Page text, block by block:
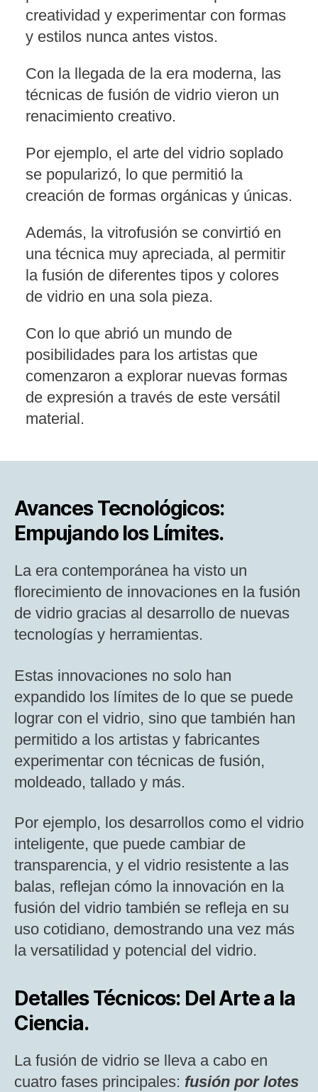
creatividad y experimentar con formas
y estilos nunca antes vistos.
Con la llegada de la era moderna, las
técnicas de fusión de vidrio vieron un
renacimiento creativo.
Por ejemplo, el arte del vidrio soplado
se popularizó, lo que permitió la
creación de formas orgánicas y únicas.
Además, la vitrofusión se convirtió en
una técnica muy apreciada, al permitir
la fusión de diferentes tipos y colores
de vidrio en una sola pieza.
Con lo que abrió un mundo de
posibilidades para los artistas que
comenzaron a explorar nuevas formas
de expresión a través de este versátil
material​​.
Avances Tecnológicos:
Empujando los Límites.
La era contemporánea ha visto un
florecimiento de innovaciones en la fusión
de vidrio gracias al desarrollo de nuevas
tecnologías y herramientas.
Estas innovaciones no solo han
expandido los límites de lo que se puede
lograr con el vidrio, sino que también han
permitido a los artistas y fabricantes
experimentar con técnicas de fusión,
moldeado, tallado y más.
Por ejemplo, los desarrollos como el vidrio
inteligente, que puede cambiar de
transparencia, y el vidrio resistente a las
balas, reflejan cómo la innovación en la
fusión del vidrio también se refleja en su
uso cotidiano, demostrando una vez más
la versatilidad y potencial del vidrio​​.
Detalles Técnicos: Del Arte a la
Ciencia.
La fusión de vidrio se lleva a cabo en
cuatro fases principales: fusión por lotes